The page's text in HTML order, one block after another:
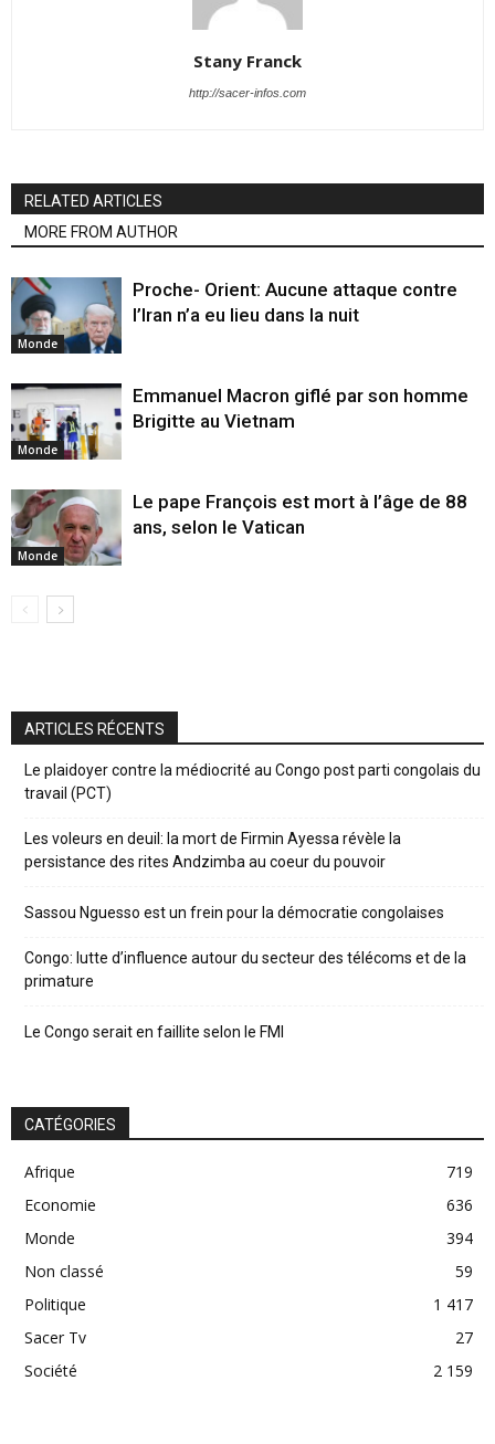
Stany Franck
http://sacer-infos.com
RELATED ARTICLES
MORE FROM AUTHOR
Monde
Proche- Orient: Aucune attaque contre
l’Iran n’a eu lieu dans la nuit
Monde
Emmanuel Macron giflé par son homme
Brigitte au Vietnam
Monde
Le pape François est mort à l’âge de 88
ans, selon le Vatican
ARTICLES RÉCENTS
Le plaidoyer contre la médiocrité au Congo post parti congolais du
travail (PCT)
Les voleurs en deuil: la mort de Firmin Ayessa révèle la
persistance des rites Andzimba au coeur du pouvoir
Sassou Nguesso est un frein pour la démocratie congolaises
Congo: lutte d’influence autour du secteur des télécoms et de la
primature
Le Congo serait en faillite selon le FMI
CATÉGORIES
Afrique
719
Economie
636
Monde
394
Non classé
59
Politique
1 417
Sacer Tv
27
Société
2 159